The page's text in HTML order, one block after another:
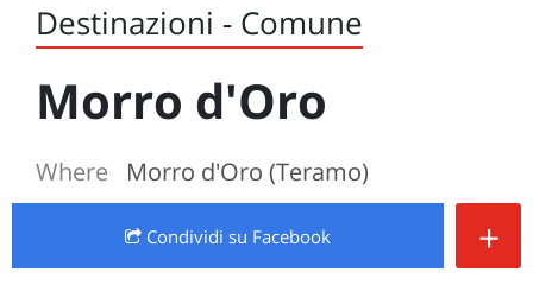
Destinazioni - Comune
Morro d'Oro
Where Morro d'Oro (Teramo)
Condividi su Facebook +